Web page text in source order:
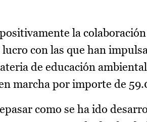
la
con las que han
de educación
marcha por importe de
como se ha ido